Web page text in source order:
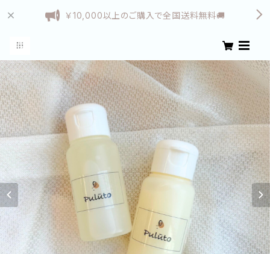
￥10,000以上のご購入で全国送料無料🚚